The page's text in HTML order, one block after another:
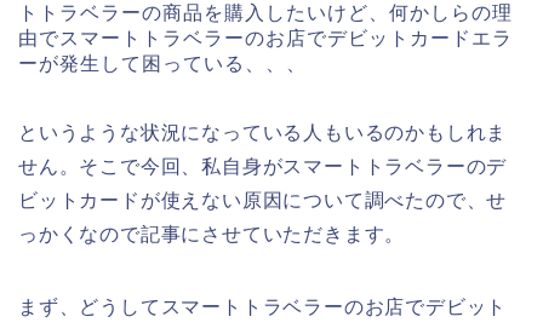
トトラベラーの商品を購入したいけど、何かしらの理
由でスマートトラベラーのお店でデビットカードエラ
ーが発生して困っている、、、
というような状況になっている人もいるのかもしれま
せん。そこで今回、私自身がスマートトラベラーのデ
ビットカードが使えない原因について調べたので、せ
っかくなので記事にさせていただきます。
まず、どうしてスマートトラベラーのお店でデビット